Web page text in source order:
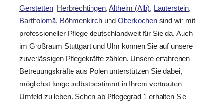
Gerstetten, Herbrechtingen, Altheim (Alb), Lauterstein,
Bartholomä, Böhmenkirch und Oberkochen sind wir mit
professioneller Pflege deutschlandweit für Sie da. Auch
im Großraum Stuttgart und Ulm können Sie auf unsere
zuverlässigen Pflegekräfte zählen. Unsere erfahrenen
Betreuungskräfte aus Polen unterstützen Sie dabei,
möglichst lange selbstbestimmt in Ihrem vertrauten
Umfeld zu leben. Schon ab Pflegegrad 1 erhalten Sie